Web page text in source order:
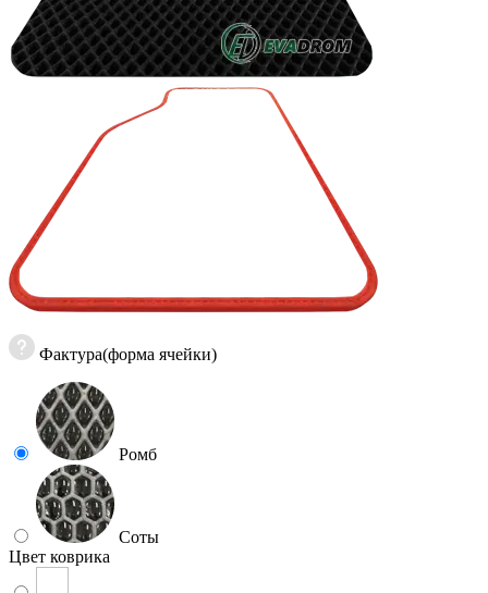
Фактура(форма ячейки)
Ромб
Соты
Цвет коврика